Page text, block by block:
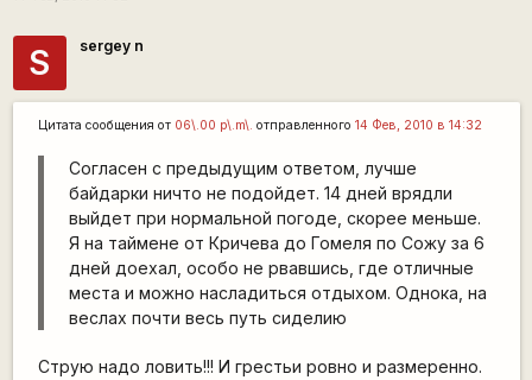
S sergey n
Цитата сообщения от 06\.00 p\.m\. отправленного 14 Фев, 2010 в 14:32
Согласен с предыдущим ответом, лучше
байдарки ничто не подойдет. 14 дней врядли
выйдет при нормальной погоде, скорее меньше.
Я на таймене от Кричева до Гомеля по Сожу за 6
дней доехал, особо не рвавшись, где отличные
места и можно насладиться отдыхом. Однока, на
веслах почти весь путь сиделию
Струю надо ловить!!! И грестьи ровно и размеренно.